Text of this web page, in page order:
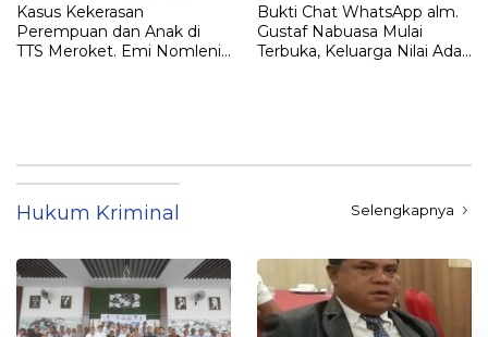
Kasus Kekerasan
Perempuan dan Anak di
TTS Meroket. Emi Nomleni :
Bukti Chat WhatsApp alm.
Gustaf Nabuasa Mulai
Terbuka, Keluarga Nilai Ada
Hukum Kriminal Selengkapnya